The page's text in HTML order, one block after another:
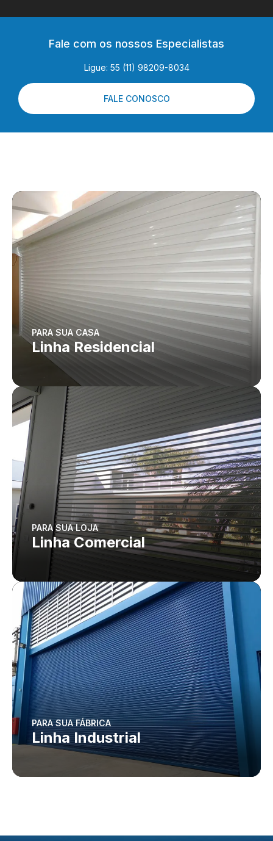
Fale com os nossos Especialistas
Ligue: 55 (11) 98209-8034
FALE CONOSCO
PARA SUA CASA
Linha Residencial
PARA SUA LOJA
Linha Comercial
PARA SUA FÁBRICA
Linha Industrial